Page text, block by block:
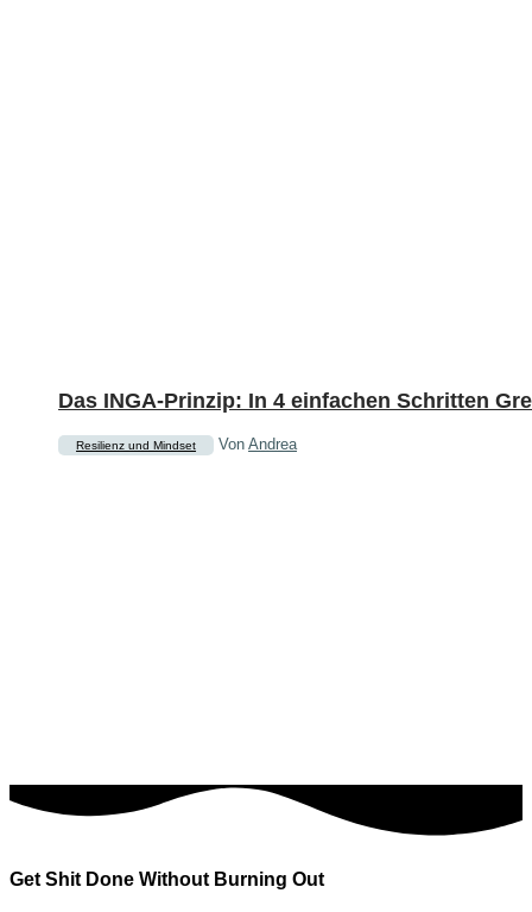
Das INGA-Prinzip: In 4 einfachen Schritten
Resilienz und Mindset VonAndrea
Get Shit Done Without Burning Out